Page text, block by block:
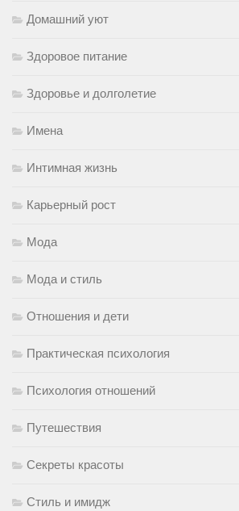
Домашний уют
Здоровое питание
Здоровье и долголетие
Имена
Интимная жизнь
Карьерный рост
Мода
Мода и стиль
Отношения и дети
Практическая психология
Психология отношений
Путешествия
Секреты красоты
Стиль и имидж